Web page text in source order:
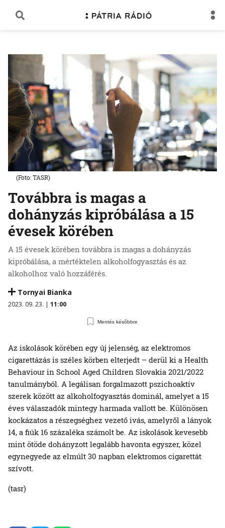
Továbbra is magas a
dohányzás kipróbálása a 15
évesek körében
A 15 évesek körében továbbra is magas a dohányzás
kipróbálása, a mértéktelen alkoholfogyasztás és az
alkoholhoz való hozzáférés.
Tornyai Bianka
2023. 09. 23. | 11:00
Mentés későbbre
(Foto: TASR)
Az iskolások körében egy új jelenség, az elektromos
cigarettázás is széles körben elterjedt – derül ki a Health
Behaviour in School Aged Children Slovakia 2021/2022
tanulmányból. A legálisan forgalmazott pszichoaktív
szerek között az alkoholfogyasztás dominál, amelyet a 15
éves válaszadók mintegy harmada vallott be. Különösen
kockázatos a részegséghez vezető ivás, amelyről a lányok
14, a fiúk 16 százaléka számolt be. Az iskolások kevesebb
mint ötöde dohányzott legalább havonta egyszer, közel
egynegyede az elmúlt 30 napban elektromos cigarettát
szívott.
(tasr)